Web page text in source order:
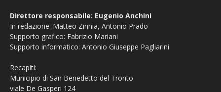
Direttore responsabile: Eugenio Anchini
In redazione: Matteo Zinnia, Antonio Prado
Supporto grafico: Fabrizio Mariani
Supporto informatico: Antonio Giuseppe Pagliarini
Recapiti:
Municipio di San Benedetto del Tronto
viale De Gasperi 124